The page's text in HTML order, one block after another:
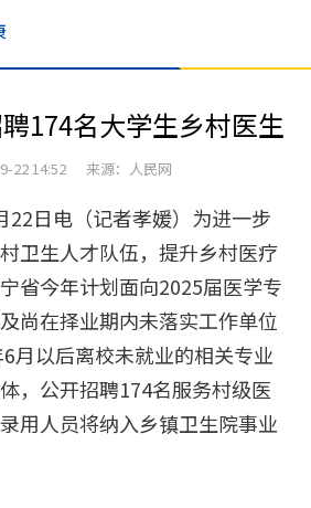
174名大学生乡村医生
22 14:52 来源：人民网
日电（记者孝媛）为进一步
卫生人才队伍，提升乡村医疗
省今年计划面向2025届医学专
尚在择业期内未落实工作单位
月以后离校未就业的相关专业
，公开招聘174名服务村级医
用人员将纳入乡镇卫生院事业